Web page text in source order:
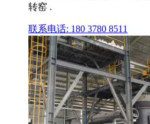
转窑 .
联系电话: 180 3780 8511